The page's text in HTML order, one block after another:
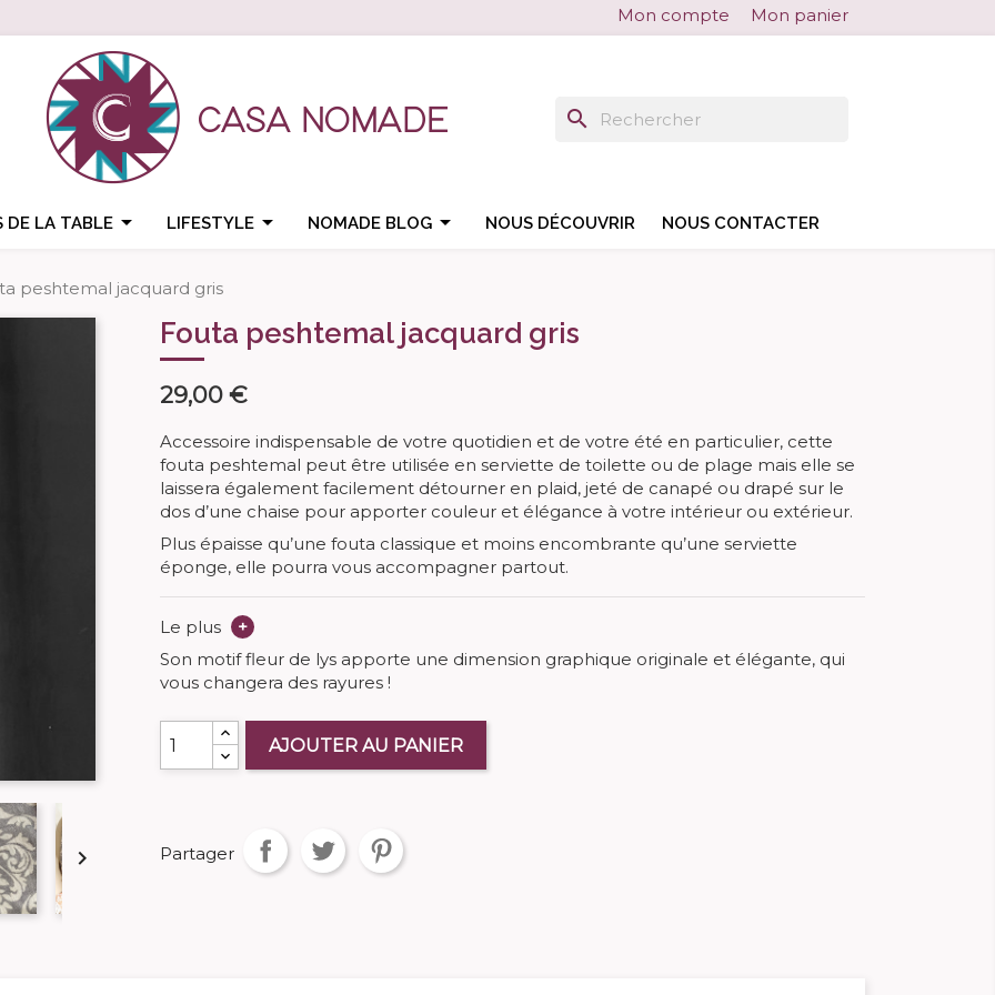
Mon compte Mon panier
search

DE LA TABLE 
LIFESTYLE 
NOMADE BLOG NOUS DÉCOUVRIR NOUS CONTACTER
search
peshtemal jacquard gris

Fouta peshtemal jacquard gris
29,00 €
Accessoire indispensable de votre quotidien et de votre été en particulier, cette
fouta peshtemal peut être utilisée en serviette de toilette ou de plage mais elle se
laissera également facilement détourner en plaid, jeté de canapé ou drapé sur le
dos d’une chaise pour apporter couleur et élégance à votre intérieur ou extérieur.
Plus épaisse qu’une fouta classique et moins encombrante qu’une serviette
éponge, elle pourra vous accompagner partout.
Le plus
+
Son motif fleur de lys apporte une dimension graphique originale et élégante, qui
vous changera des rayures !
AJOUTER AU PANIER
Partager